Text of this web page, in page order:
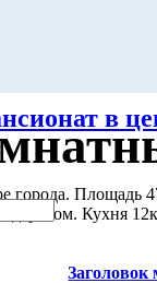
в
города. Площадь
Кухня
Заголовок